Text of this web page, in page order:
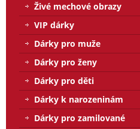
Živé mechové obrazy
VIP dárky
Dárky pro muže
Dárky pro ženy
Dárky pro děti
Dárky k narozeninám
Dárky pro zamilované